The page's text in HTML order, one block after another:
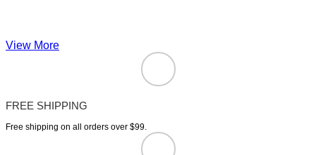
View More
FREE SHIPPING
Free shipping on all orders over $99.